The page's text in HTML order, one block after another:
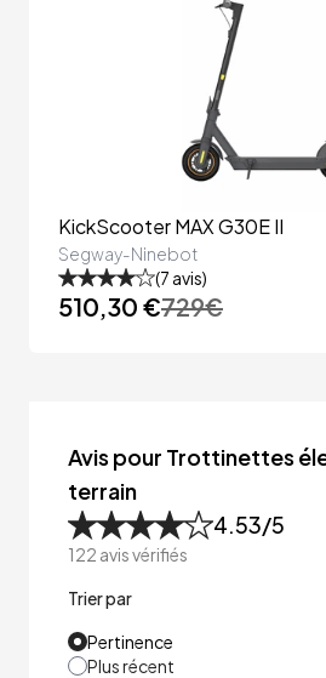
KickScooter MAX G30E II
Segway-Ninebot
(7 avis)
510,30 €729€
Avis pour Trottinettes
terrain
4.53/5
122 avis vérifiés
Trier par
Pertinence
Plus récent